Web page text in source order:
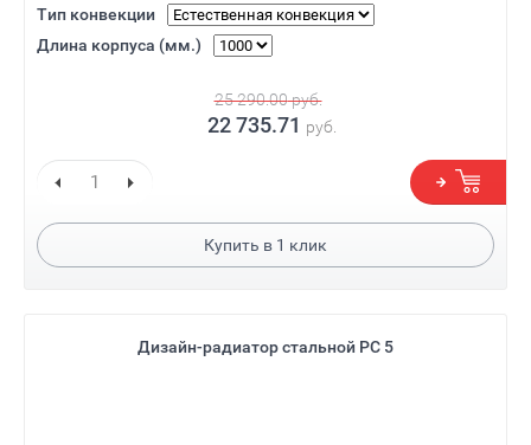
Тип конвекции
Длина корпуса (мм.)
25 290.00руб.
22 735.71 руб.
Купить в 1 клик
Дизайн-радиатор стальной РС 5